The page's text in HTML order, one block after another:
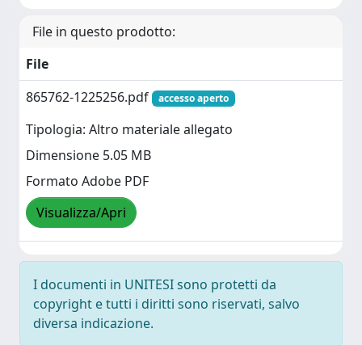
File in questo prodotto:
File
865762-1225256.pdf
accesso aperto
Tipologia: Altro materiale allegato
Dimensione 5.05 MB
Formato Adobe PDF
Visualizza/Apri
I documenti in UNITESI sono protetti da
copyright e tutti i diritti sono riservati, salvo
diversa indicazione.